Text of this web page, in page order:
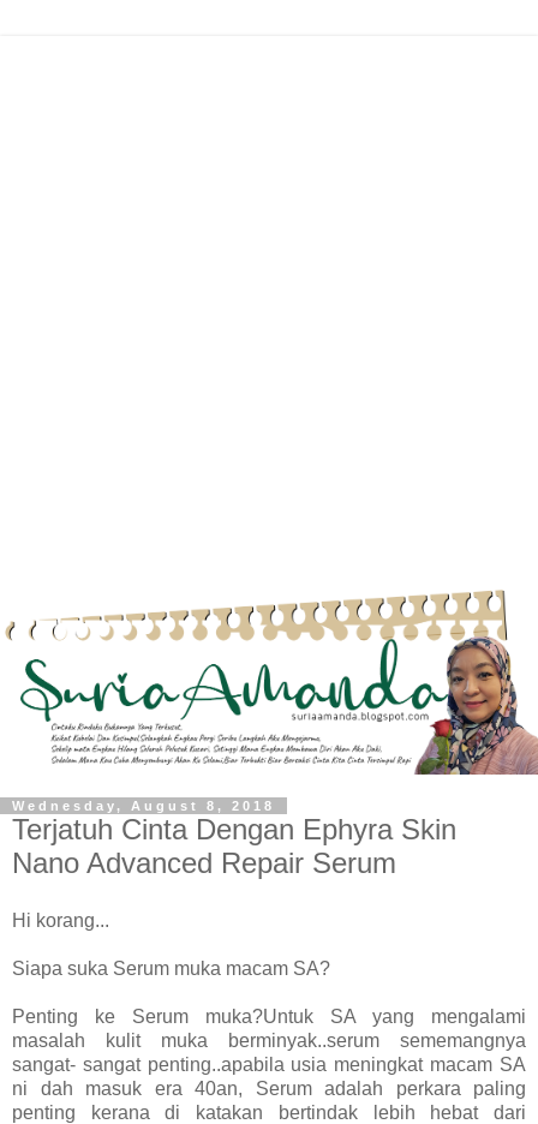
Wednesday, August 8, 2018
Terjatuh Cinta Dengan Ephyra Skin
Nano Advanced Repair Serum
Hi korang...
Siapa suka Serum muka macam SA?
Penting ke Serum muka?Untuk SA yang mengalami
masalah kulit muka berminyak..serum sememangnya
sangat- sangat penting..apabila usia meningkat macam SA
ni dah masuk era 40an, Serum adalah perkara paling
penting kerana di katakan bertindak lebih hebat dari